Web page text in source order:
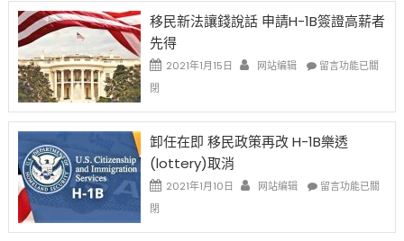
證
資
設
後
在
對
移民新法讓錢說話 申請H-1B簽證高薪者
先得
2021年1月15日 网站编辑
在
新
讓
說
請
留言功能已關
閉
卸任在即 移民政策再改 H-1B樂透
(lottery)取消
2021年1月10日 网站编辑
在
在
留言功能已關
閉